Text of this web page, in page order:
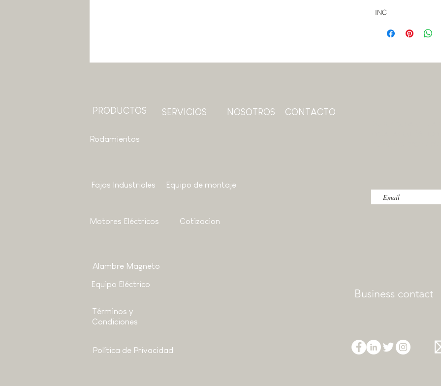
INC
PRODUCTOS SERVICIOS NOSOTROS CONTACTO
Rodamientos
Fajas Industriales Equipo de montaje
Motores Eléctricos Cotizacion
Alambre Magneto
Equipo Eléctrico
Business contact
Términos y
Condiciones
Política de Privacidad